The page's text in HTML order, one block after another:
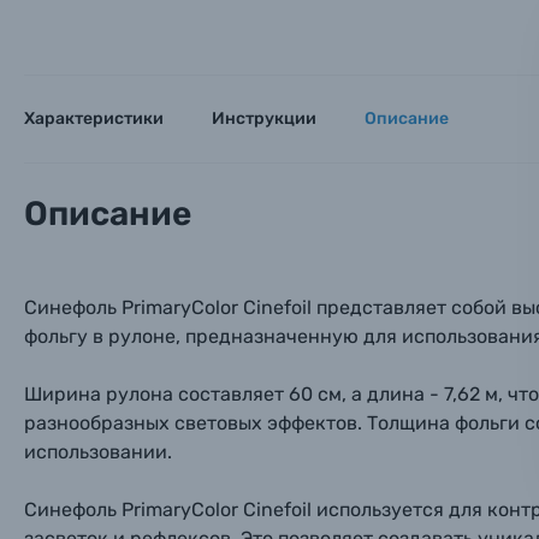
Электроника
Фоторамки
Вами с
Нажимая
Характеристики Инструкции Описание
Описание
Синефоль PrimaryColor Cinefoil представляет собой
фольгу в рулоне, предназначенную для
Ширина рулона составляет 60 см, а длина - 7,62 м,
разнообразных световых эффектов. Толщина фольги
использовании.
Синефоль PrimaryColor Cinefoil используется для